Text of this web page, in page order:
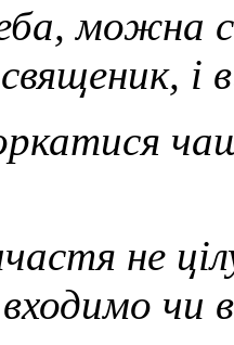
можна
і
не
чи